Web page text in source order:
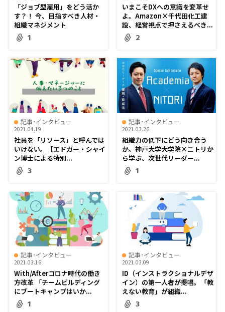
「ジョブ型雇用」をどう活か
す？！ 今、目指すべき人材・
組織マネジメント
1
いまこそDXへの意識を変革せ
よ。Amazon×千代田化工建
設、経営視点で押さえるべき...
2
記事･インタビュー
2021.04.19
社員を「リソース」と呼んでは
いけない――。【エドガー・シャイ
ン博士による特別...
3
記事･インタビュー
2021.03.26
組織力の低下にどう向き合う
か。神戸大学大学院×ニトリか
ら学ぶ、次世代リーダー...
1
記事･インタビュー
2021.03.16
With/Afterコロナ時代の働き
方改革 「チームビルディング
にブートキャンプはいか...
1
記事･インタビュー
2021.03.09
ID（インストラクショナルデザ
イン）の第一人者が提唱。「教
えない教育」が組織...
3